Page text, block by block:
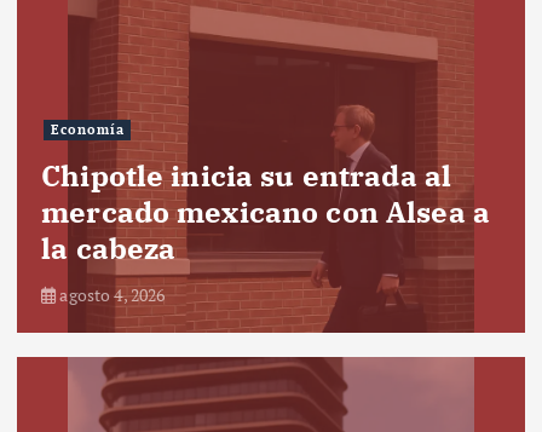
Economía
Chipotle inicia su entrada al
mercado mexicano con Alsea a
la cabeza
agosto 4, 2026